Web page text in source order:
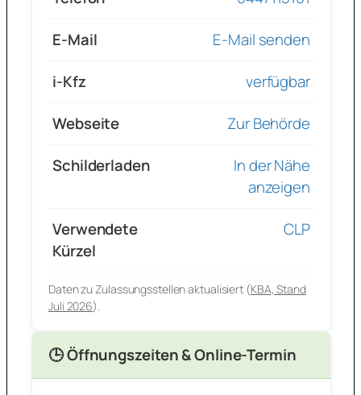
E-Mail
E-Mail senden
i-Kfz
verfügbar
Webseite
Zur Behörde
Schilderladen
In der Nähe
anzeigen
Verwendete
Kürzel
CLP
Daten zu Zulassungsstellen aktualisiert (KBA, Stand
Juli 2026).
🕒 Öffnungszeiten & Online-Termin